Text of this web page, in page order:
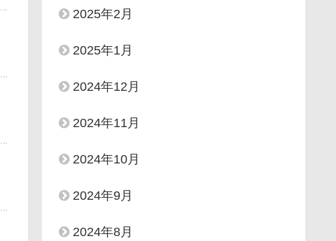
2025年2月
2025年1月
2024年12月
2024年11月
2024年10月
2024年9月
2024年8月